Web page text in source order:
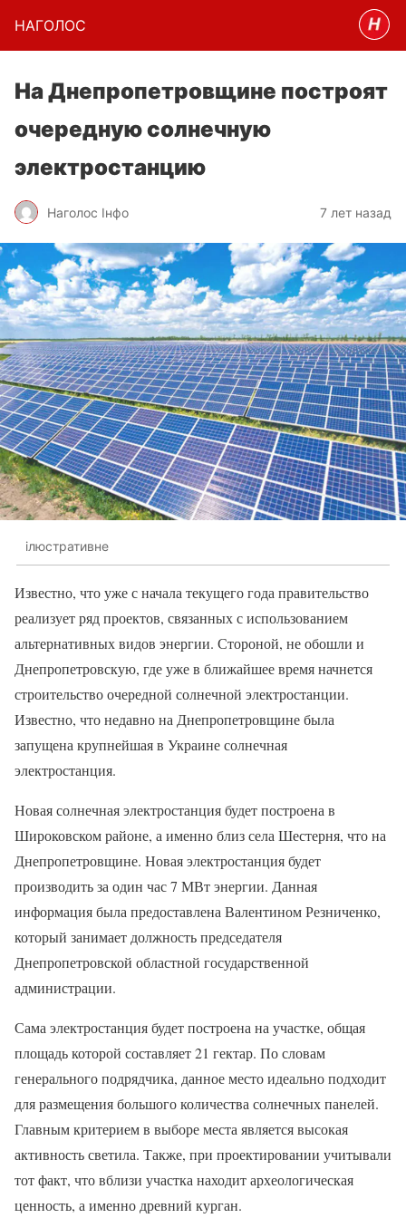
НАГОЛОC
На Днепропетровщине построят
очередную солнечную
электростанцию
Наголос Інфо 7 лет назад
ілюстративне
Известно, что уже с начала текущего года правительство
реализует ряд проектов, связанных с использованием
альтернативных видов энергии. Стороной, не обошли и
Днепропетровскую, где уже в ближайшее время начнется
строительство очередной солнечной электростанции.
Известно, что недавно на Днепропетровщине была
запущена крупнейшая в Украине солнечная
электростанция.
Новая солнечная электростанция будет построена в
Широковском районе, а именно близ села Шестерня, что на
Днепропетровщине. Новая электростанция будет
производить за один час 7 МВт энергии. Данная
информация была предоставлена Валентином Резниченко,
который занимает должность председателя
Днепропетровской областной государственной
администрации.
Сама электростанция будет построена на участке, общая
площадь которой составляет 21 гектар. По словам
генерального подрядчика, данное место идеально подходит
для размещения большого количества солнечных панелей.
Главным критерием в выборе места является высокая
активность светила. Также, при проектировании учитывали
тот факт, что вблизи участка находит археологическая
ценность, а именно древний курган.